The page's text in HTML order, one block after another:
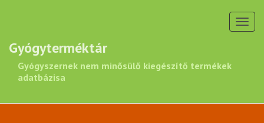
Gyógyterméktár
Gyógyszernek nem minősülő kiegészítő termékek
adatbázisa